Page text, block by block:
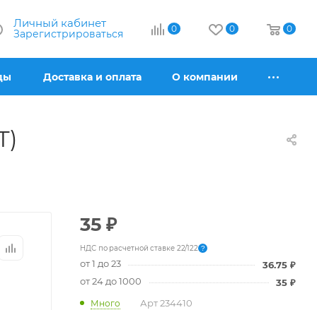
Личный кабинет
Зарегистрироваться 0 0 0
Доставка и оплата О компании
35 ₽
НДС по расчетной ставке 22/122 ?
от 1 до 23 36.75 ₽
от 24 до 1000
35 ₽
Много Арт234410